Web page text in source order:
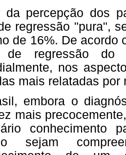
da percepção dos
regressão "pura",
de 16%. De acordo
de regressão do
nos
mais relatadas por
embora o
mais
sejam